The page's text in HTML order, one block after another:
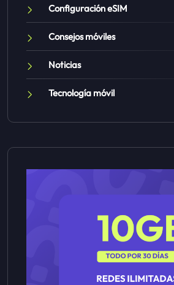
Configuración eSIM
Consejos móviles
Noticias
Tecnología móvil